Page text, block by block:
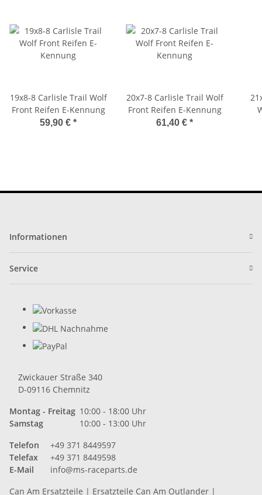
19x8-8 Carlisle Trail Wolf
Front Reifen E-Kennung
59,90 € *
20x7-8 Carlisle Trail Wolf
Front Reifen E-Kennung
61,40 € *
Informationen
Service
Zwickauer Straße 340
D-09116 Chemnitz
Montag - Freitag 10:00 - 18:00 Uhr
Samstag
10:00 - 13:00 Uhr
Telefon
+49 371 8449597
Telefax
+49 371 8449598
E-Mail
info@ms-raceparts.de
Can Am Ersatzteile | Ersatzteile Can Am Outlander |